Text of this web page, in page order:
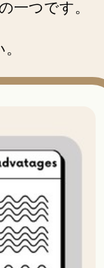
例 ア
一つです。